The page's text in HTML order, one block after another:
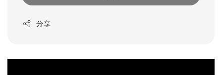
分享